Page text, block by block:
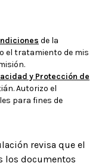
de la
el tratamiento de mis
y Protección de
Autorizo el
para fines de
revisa que el
los documentos